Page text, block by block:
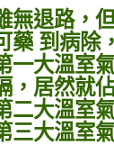
無退路，
藥 到病除
一大溫室
，居然就
二大溫室
三大溫室